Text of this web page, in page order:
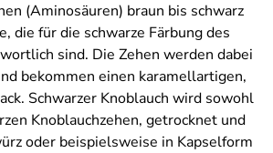
(Aminosäuren) braun bis schwarz
die für die schwarze Färbung des
sind. Die Zehen werden dabei
bekommen einen karamellartigen,
Schwarzer Knoblauch wird sowohl
Knoblauchzehen, getrocknet und
oder beispielsweise in Kapselform